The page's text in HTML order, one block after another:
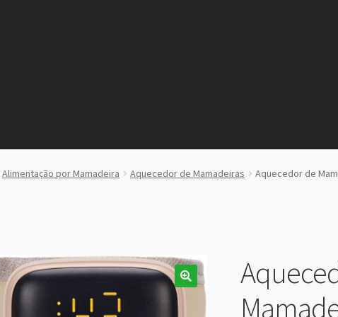
Alimentação por Mamadeira Aquecedor de Mamadeiras
Aquecedor de